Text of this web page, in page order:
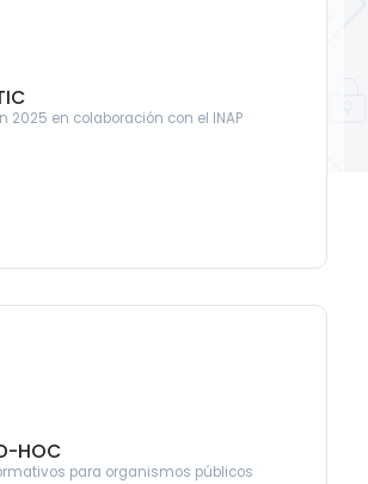
2025 en colaboración con el INAP
HOC
para organismos públicos